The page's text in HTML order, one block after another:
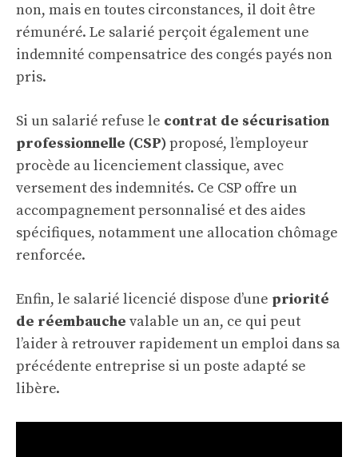
non, mais en toutes circonstances, il doit être
rémunéré. Le salarié perçoit également une
indemnité compensatrice des congés payés non
pris.
Si un salarié refuse le contrat de sécurisation
professionnelle (CSP) proposé, l’employeur
procède au licenciement classique, avec
versement des indemnités. Ce CSP offre un
accompagnement personnalisé et des aides
spécifiques, notamment une allocation chômage
renforcée.
Enfin, le salarié licencié dispose d’une priorité
de réembauche valable un an, ce qui peut
l’aider à retrouver rapidement un emploi dans sa
précédente entreprise si un poste adapté se
libère.